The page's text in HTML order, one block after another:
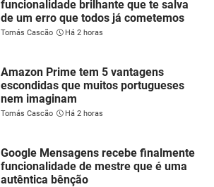
funcionalidade brilhante que te salva
de um erro que todos já cometemos
Tomás Cascão Há 2 horas
Amazon Prime tem 5 vantagens
escondidas que muitos portugueses
nem imaginam
Tomás Cascão Há 2 horas
Google Mensagens recebe finalmente
funcionalidade de mestre que é uma
autêntica bênção